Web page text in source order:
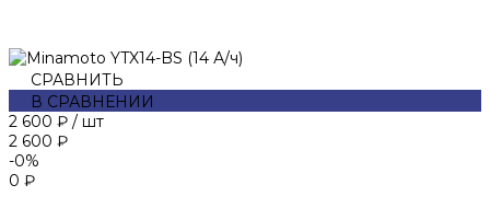
СРАВНИТЬ
В СРАВНЕНИИ
2 600 ₽ / шт
2 600 ₽
-0%
0 ₽